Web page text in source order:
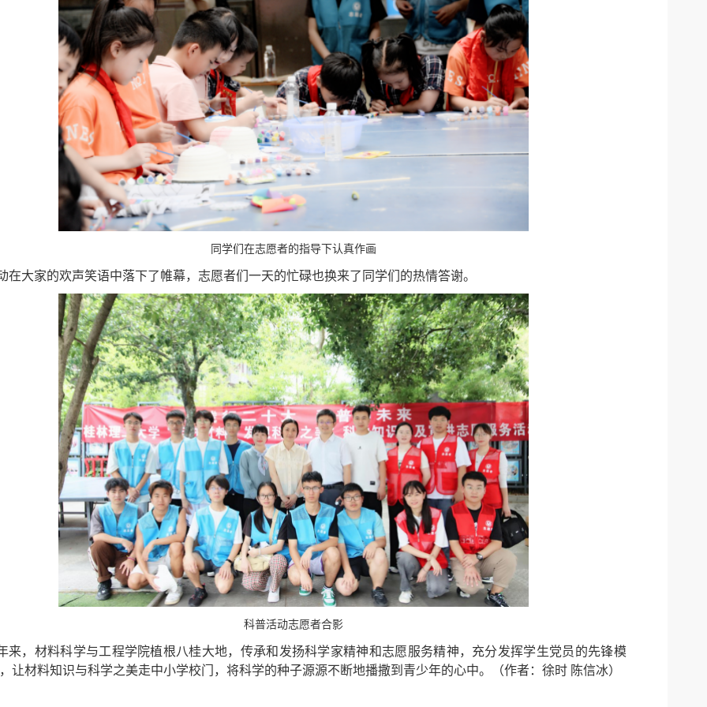
同学们在志愿者的指导下认真作画
在大家的欢声笑语中落下了帷幕，志愿者们一天的忙碌也换来了同学们的热情答谢。
科普活动志愿者合影
来，材料科学与工程学院植根八桂大地，传承和发扬科学家精神和志愿服务精神，充分发挥学生党员的先锋模
让材料知识与科学之美走中小学校门，将科学的种子源源不断地播撒到青少年的心中。（作者：徐时 陈信冰）